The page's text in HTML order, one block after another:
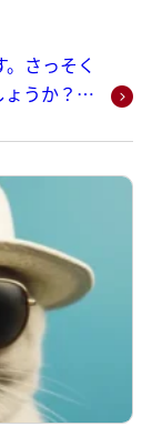
さっそく
うか？！